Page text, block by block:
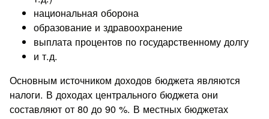
национальная оборона
образование и здравоохранение
выплата процентов по государственному долгу
и т.д.
Основным источником доходов бюджета являются
налоги. В доходах центрального бюджета они
составляют от 80 до 90 %. В местных бюджетах